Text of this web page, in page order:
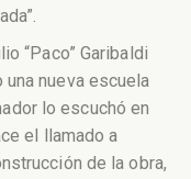
“Paco” Garibaldi
nueva escuela
lo escuchó en
el llamado a
de la obra,